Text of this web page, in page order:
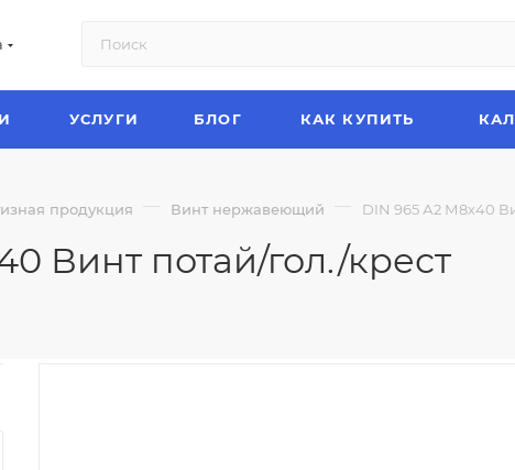
УСЛУГИ БЛОГ КАК КУПИТЬ
продукция — Винт нержавеющий — DIN 965 А2 М8х40
Винт потай/гол./крест